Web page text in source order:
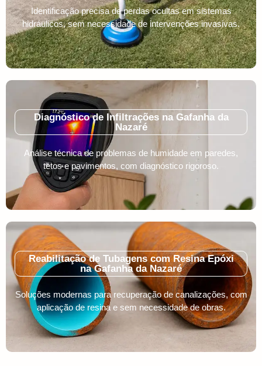
Identificação precisa de perdas ocultas em sistemas
hidráulicos, sem necessidade de intervenções invasivas.
Diagnóstico de Infiltrações na Gafanha da
Nazaré
Análise técnica de problemas de humidade em paredes,
tetos e pavimentos, com diagnóstico rigoroso.
Reabilitação de Tubagens com Resina Epóxi
na Gafanha da Nazaré
Soluções modernas para recuperação de canalizações, com
aplicação de resina e sem necessidade de obras.